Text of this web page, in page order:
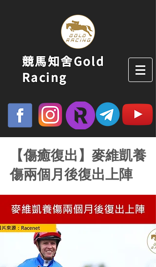
競馬知舍Gold
Racing
【傷癒復出】麥維凱養
傷兩個月後復出上陣